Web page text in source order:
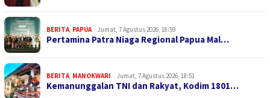
BERITA, PAPUA Jumat, 7 Agustus 2026, 18:59
Pertamina Patra Niaga Regional Papua Mal…
BERITA, MANOKWARI Jumat, 7 Agustus 2026, 18:51
Kemanunggalan TNI dan Rakyat, Kodim 1801…